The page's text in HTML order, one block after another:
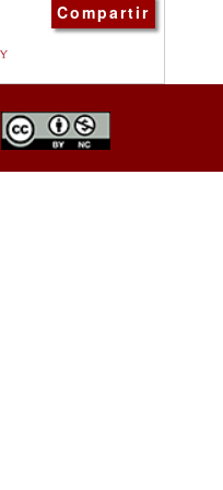
Compartir